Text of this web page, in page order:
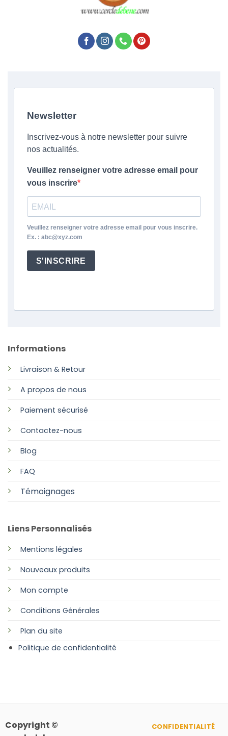
Informations
Livraison & Retour
A propos de nous
Paiement sécurisé
Contactez-nous
Blog
FAQ
Témoignages
Liens Personnalisés
Mentions légales
Nouveaux produits
Mon compte
Conditions Générales
Plan du site
Politique de confidentialité
Newsletter
Inscrivez-vous à notre newsletter pour suivre
nos actualités.
Veuillez renseigner votre adresse email pour
vous inscrire
Veuillez renseigner votre adresse email pour vous inscrire.
Ex. : abc@xyz.com
S'INSCRIRE
Copyright ©
CONFIDENTIALITÉ